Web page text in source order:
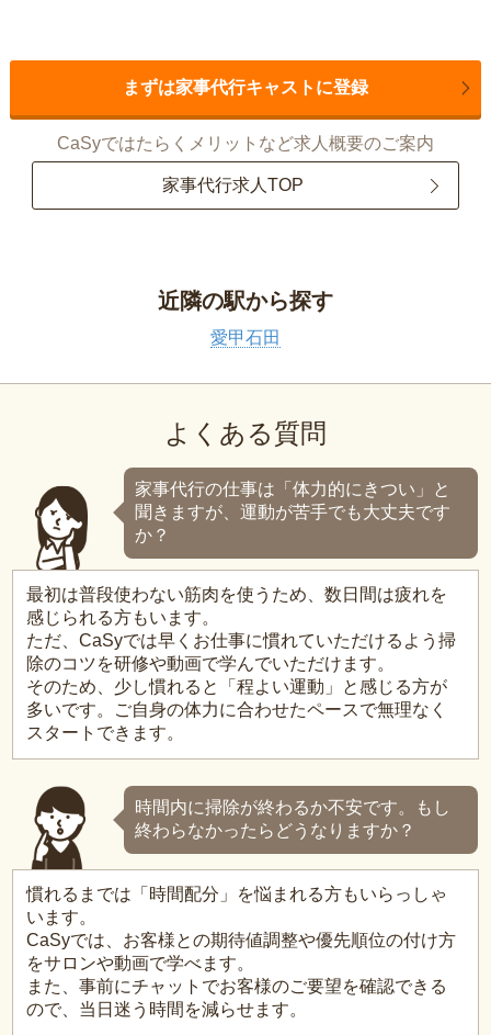
まずは家事代行キャストに登録
CaSyではたらくメリットなど求人概要のご案内
家事代行求人TOP
近隣の駅から探す
愛甲石田
よくある質問
家事代行の仕事は「体力的にきつい」と
聞きますが、運動が苦手でも大丈夫です
か？
最初は普段使わない筋肉を使うため、数日間は疲れを
感じられる方もいます。
ただ、CaSyでは早くお仕事に慣れていただけるよう掃
除のコツを研修や動画で学んでいただけます。
そのため、少し慣れると「程よい運動」と感じる方が
多いです。ご自身の体力に合わせたペースで無理なく
スタートできます。
時間内に掃除が終わるか不安です。もし
終わらなかったらどうなりますか？
慣れるまでは「時間配分」を悩まれる方もいらっしゃ
います。
CaSyでは、お客様との期待値調整や優先順位の付け方
をサロンや動画で学べます。
また、事前にチャットでお客様のご要望を確認できる
ので、当日迷う時間を減らせます。